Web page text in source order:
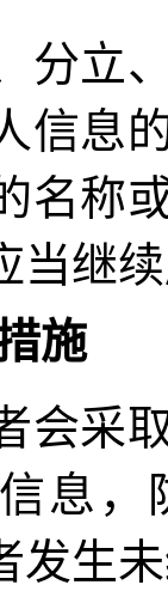
分立
信息
名称
当继
施
会采
息，
发生